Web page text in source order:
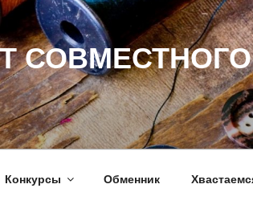
СОВМЕСТНОГО
Конкурсы Обменник